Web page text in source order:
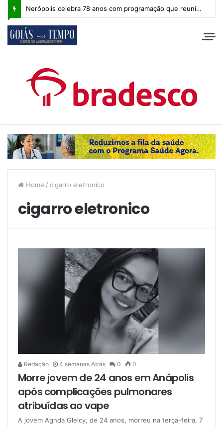
Nerópolis celebra 78 anos com programação que reuniu milhares de pessoas e segue com atividades esportivas
Home / cigarro eletronico
cigarro eletronico
Redação 4 semanas Atrás 0 0
Morre jovem de 24 anos em Anápolis
após complicações pulmonares
atribuídas ao vape
A jovem Aghda Gleicy, de 24 anos, morreu na terça-feira, 7